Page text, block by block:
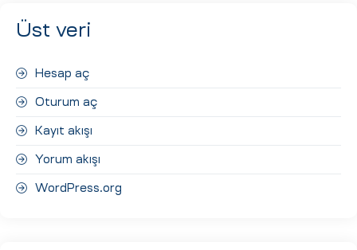
Üst veri
Hesap aç
Oturum aç
Kayıt akışı
Yorum akışı
WordPress.org